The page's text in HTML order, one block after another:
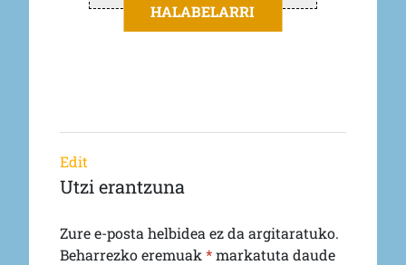
HALABELARRI
Edit
Utzi erantzuna
Zure e-posta helbidea ez da argitaratuko.
Beharrezko eremuak *markatuta daude